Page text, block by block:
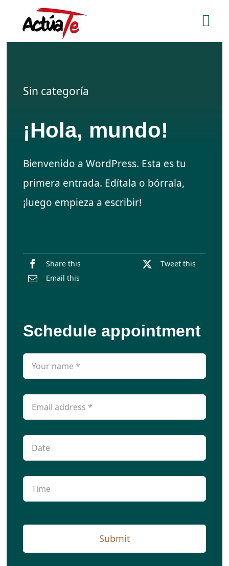
Equipo
Servicios
Sin categoría
¡Hola, mundo!
Bienvenido a WordPress. Esta es tu
primera entrada. Edítala o bórrala,
¡luego empieza a escribir!
Share this
Tweet this
Email this
Schedule appointment
Submit